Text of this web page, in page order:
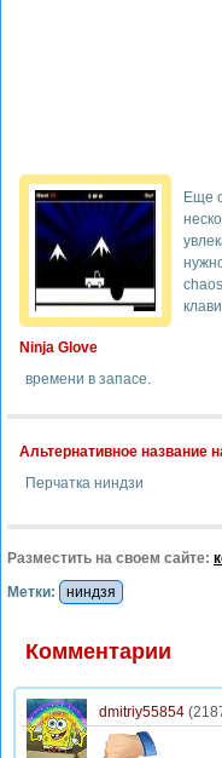
Ninja Glove
Еще
времени в запасе.
Альтернативное название
Перчатка ниндзи
Разместить на своем сайте:
Метки:
ниндзя
Комментарии
dmitriy55854